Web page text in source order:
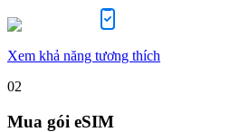
Xem khả năng tương thích
02
Mua gói eSIM